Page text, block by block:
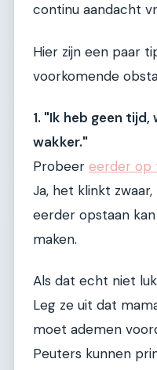
continu aandacht
Hier zijn een paar
voorkomende
1. "Ik heb geen
wakker."
Probeer eerder op
Ja, het klinkt
eerder opstaan
maken.
Als dat echt niet
Leg ze uit dat
moet ademen
Peuters kunnen